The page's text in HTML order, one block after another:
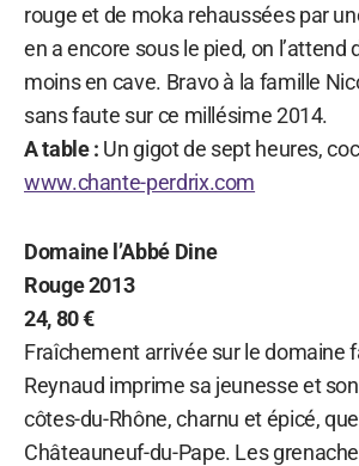
rouge et de moka rehaussées par
en a encore sous le pied, on l’attend
moins en cave. Bravo à la famille
sans faute sur ce millésime 2014.
A table : Un gigot de sept heures,
www.chante-perdrix.com
Domaine l’Abbé Dine
Rouge 2013
24, 80 €
Fraîchement arrivée sur le domaine
Reynaud imprime sa jeunesse et
côtes-du-Rhône, charnu et épicé,
Châteauneuf-du-Pape. Les